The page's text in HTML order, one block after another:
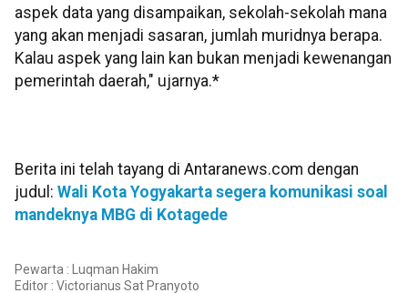
aspek data yang disampaikan, sekolah-sekolah mana
yang akan menjadi sasaran, jumlah muridnya berapa.
Kalau aspek yang lain kan bukan menjadi kewenangan
pemerintah daerah," ujarnya.*
Berita ini telah tayang di Antaranews.com dengan
judul: Wali Kota Yogyakarta segera komunikasi soal
mandeknya MBG di Kotagede
Pewarta : Luqman Hakim
Editor : Victorianus Sat Pranyoto